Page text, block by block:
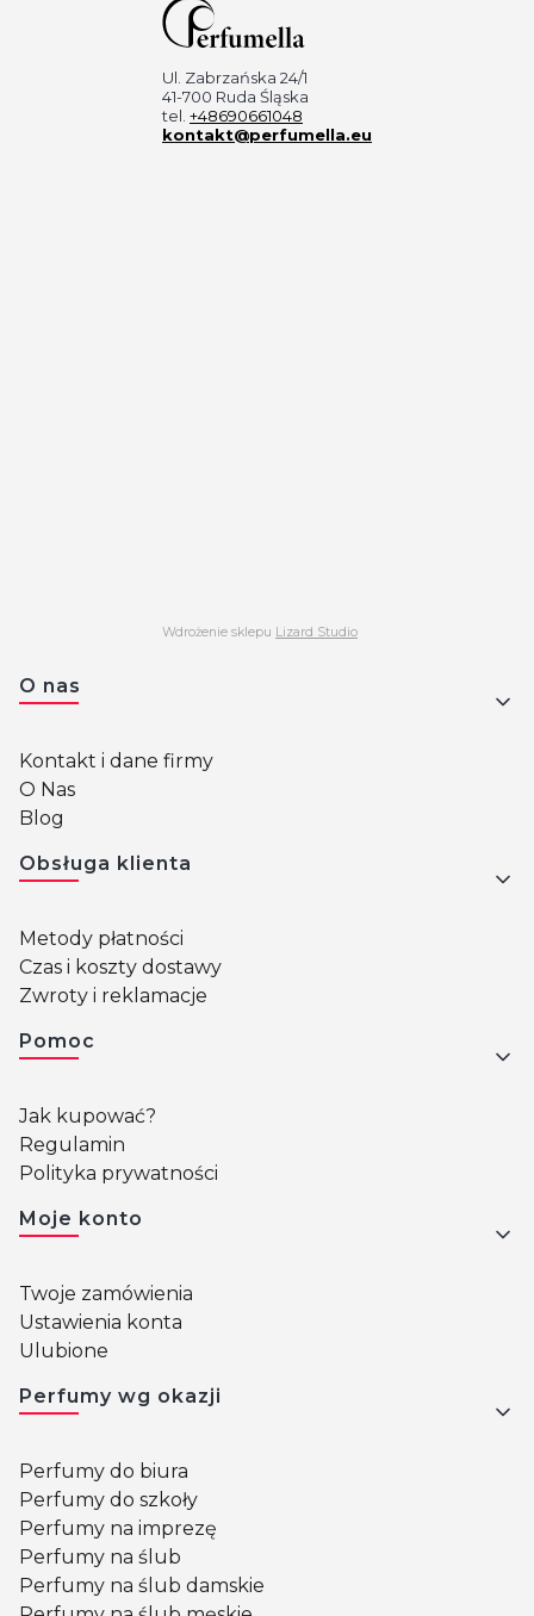
Ul. Zabrzańska 24/1
41-700 Ruda Śląska
tel. +48690661048
kontakt@perfumella.eu
Wdrożenie sklepu Lizard Studio
Linki w stopce
O nas
Kontakt i dane firmy
O Nas
Blog
Obsługa klienta
Metody płatności
Czas i koszty dostawy
Zwroty i reklamacje
Pomoc
Jak kupować?
Regulamin
Polityka prywatności
Moje konto
Twoje zamówienia
Ustawienia konta
Ulubione
Perfumy wg okazji
Perfumy do biura
Perfumy do szkoły
Perfumy na imprezę
Perfumy na ślub
Perfumy na ślub damskie